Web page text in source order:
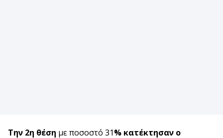
Την 2η θέση με ποσοστό 31% κατέκτησαν ο